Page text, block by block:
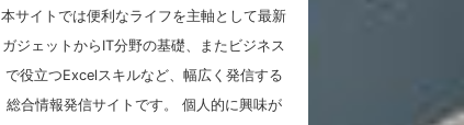
本サイトでは便利なライフを主軸として最新
ガジェットからIT分野の基礎、またビジネス
で役立つExcelスキルなど、幅広く発信する
総合情報発信サイトです。 個人的に興味が